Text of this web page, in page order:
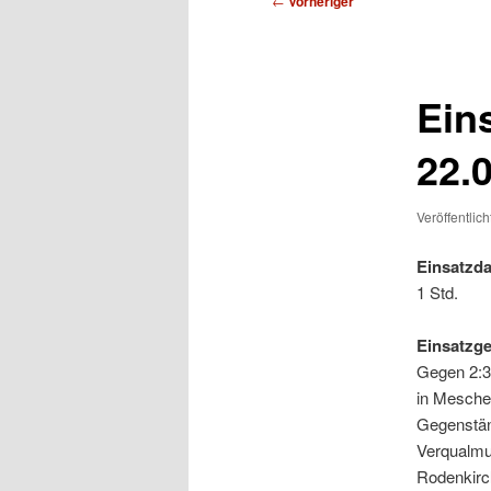
1 Std.
Gegen
in